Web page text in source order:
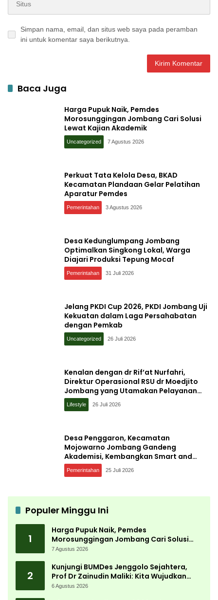
Simpan nama, email, dan situs web saya pada peramban
ini untuk komentar saya berikutnya.
Baca Juga
Harga Pupuk Naik, Pemdes
Morosunggingan Jombang Cari Solusi
Lewat Kajian Akademik
Uncategorized 7 Agustus 2026
Perkuat Tata Kelola Desa, BKAD
Kecamatan Plandaan Gelar Pelatihan
Aparatur Pemdes
Pemerintahan 3 Agustus 2026
Desa Kedunglumpang Jombang
Optimalkan Singkong Lokal, Warga
Diajari Produksi Tepung Mocaf
Pemerintahan 31 Juli 2026
Jelang PKDI Cup 2026, PKDI Jombang Uji
Kekuatan dalam Laga Persahabatan
dengan Pemkab
Uncategorized 26 Juli 2026
Kenalan dengan dr Rif’at Nurfahri,
Direktur Operasional RSU dr Moedjito
Jombang yang Utamakan Pelayanan
Ilmiah
Lifestyle 26 Juli 2026
Desa Penggaron, Kecamatan
Mojowarno Jombang Gandeng
Akademisi, Kembangkan Smart and
Sustainable Village, Ini Tujuannya
Pemerintahan 25 Juli 2026
Populer Minggu Ini
1
Harga Pupuk Naik, Pemdes
Morosunggingan Jombang Cari Solusi
Lewat Kajian Akademik
7 Agustus 2026
2
Kunjungi BUMDes Jenggolo Sejahtera,
Prof Dr Zainudin Maliki: Kita Wujudkan
Kemandirian Ekonomi dengan Potensi
6 Agustus 2026